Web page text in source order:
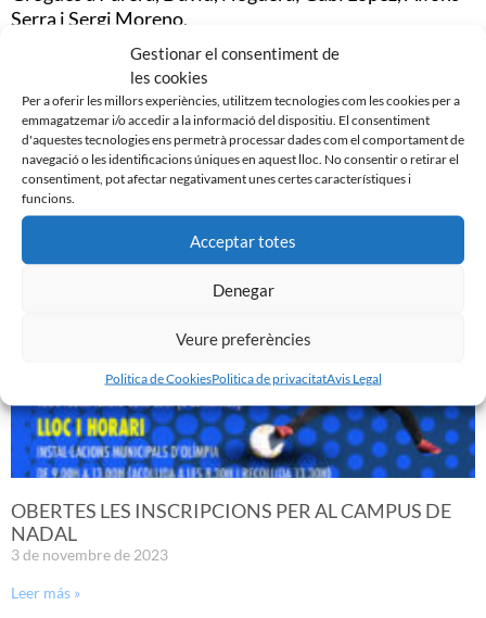
Gestionar el consentiment de
les cookies
Per a oferir les millors experiències, utilitzem tecnologies com les cookies per a
emmagatzemar i/o accedir a la informació del dispositiu. El consentiment
d'aquestes tecnologies ens permetrà processar dades com el comportament de
navegació o les identificacions úniques en aquest lloc. No consentir o retirar el
consentiment, pot afectar negativament unes certes característiques i
funcions.
Acceptar totes
Denegar
Veure preferències
Politica de CookiesPolitica de privacitatAvis Legal
Serra i Sergi Moreno.
Pepín Valls, 350 espectadors.
Noticias Relacionadas
OBERTES LES INSCRIPCIONS PER AL CAMPUS DE
NADAL
3 de novembre de 2023
Leer más »